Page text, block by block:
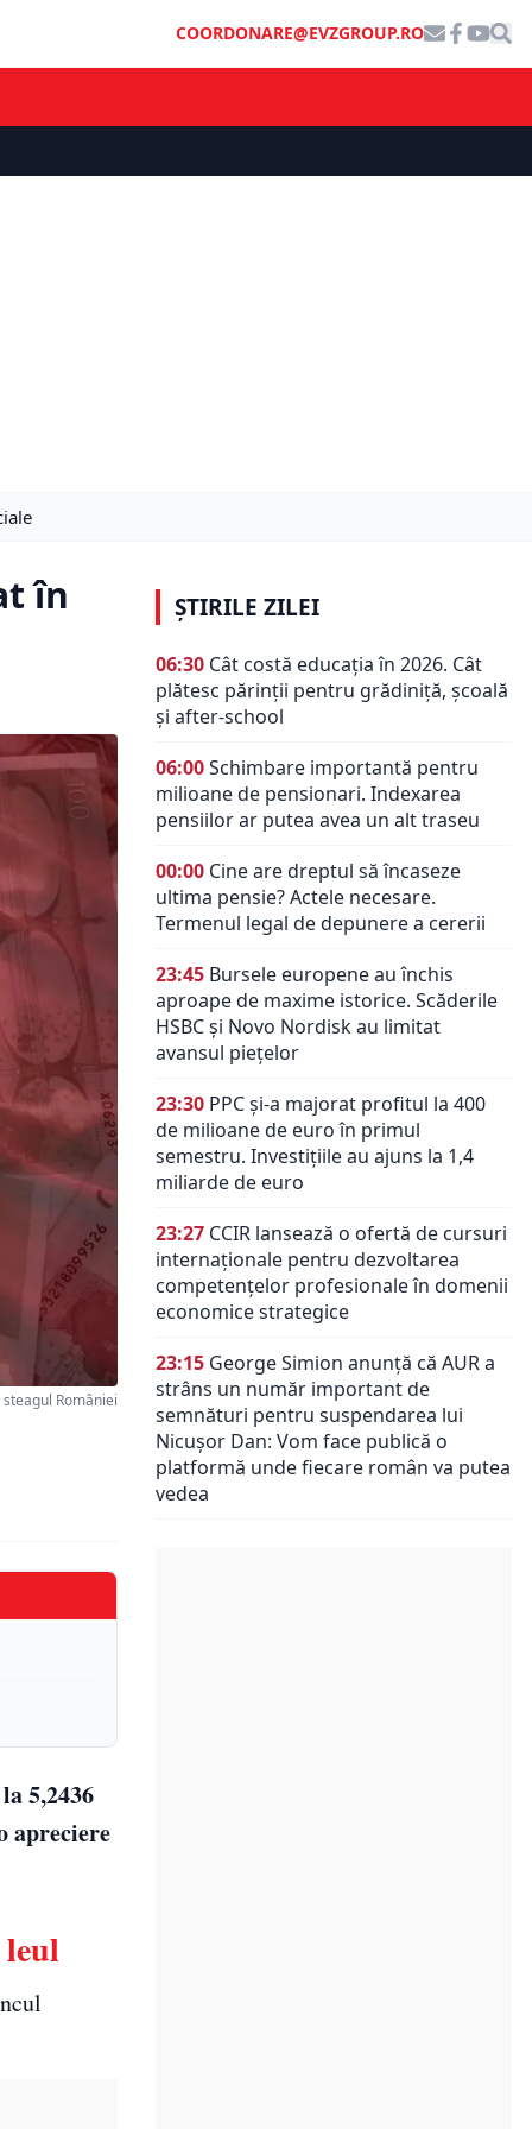
COORDONARE@EVZGROUP.RO
în
steagul României
5,2436
apreciere
ȘTIRILE ZILEI
06:30 Cât costă educația în 2026. Cât
plătesc părinții pentru grădiniță, școală
și after-school
06:00Schimbare importantă pentru
milioane de pensionari. Indexarea
pensiilor ar putea avea un alt traseu
00:00 Cine are dreptul să încaseze
ultima pensie? Actele necesare.
Termenul legal de depunere a cererii
23:45 Bursele europene au închis
aproape de maxime istorice. Scăderile
HSBC și Novo Nordisk au limitat
avansul piețelor
23:30 PPC și-a majorat profitul la 400
de milioane de euro în primul
semestru. Investițiile au ajuns la 1,4
miliarde de euro
23:27 CCIR lansează o ofertă de cursuri
internaționale pentru dezvoltarea
competențelor profesionale în domenii
economice strategice
23:15 George Simion anunță că AUR a
strâns un număr important de
semnături pentru suspendarea lui
Nicușor Dan: Vom face publică o
platformă unde fiecare român va putea
vedea